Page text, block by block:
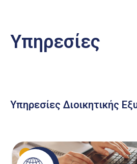
Υπηρεσίες
Υπηρεσίες Διοικητικής